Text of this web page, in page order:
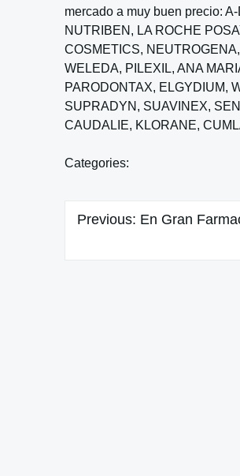
mercado a muy buen precio:
NUTRIBEN, LA ROCHE
COSMETICS,
WELEDA, PILEXIL, ANA
PARODONTAX, ELGYDIUM,
SUPRADYN, SUAVINEX,
CAUDALIE, KLORANE,
Categories:
Navegación
Previous: En Gran